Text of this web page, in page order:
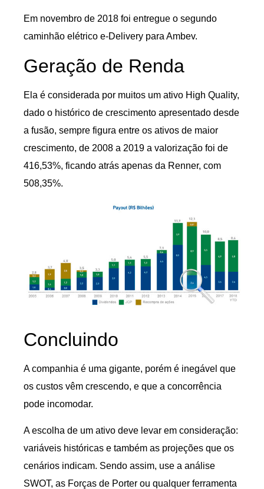
Em novembro de 2018 foi entregue o segundo
caminhão elétrico e-Delivery para Ambev.
Geração de Renda
Ela é considerada por muitos um ativo High Quality,
dado o histórico de crescimento apresentado desde
a fusão, sempre figura entre os ativos de maior
crescimento, de 2008 a 2019 a valorização foi de
416,53%, ficando atrás apenas da Renner, com
508,35%.
Concluindo
A companhia é uma gigante, porém é inegável que
os custos vêm crescendo, e que a concorrência
pode incomodar.
A escolha de um ativo deve levar em consideração:
variáveis históricas e também as projeções que os
cenários indicam. Sendo assim, use a análise
SWOT, as Forças de Porter ou qualquer ferramenta